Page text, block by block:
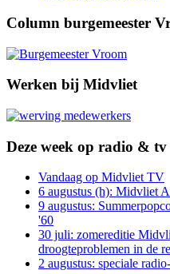
Column burgemeester
Werken bij Midvliet
Deze week op radio & tv
Vandaag op Midvliet TV
6 augustus (h): Midvliet
9 augustus:
'60
30 juli: zomereditie
droogteproblemen in de
2 augustus: speciale